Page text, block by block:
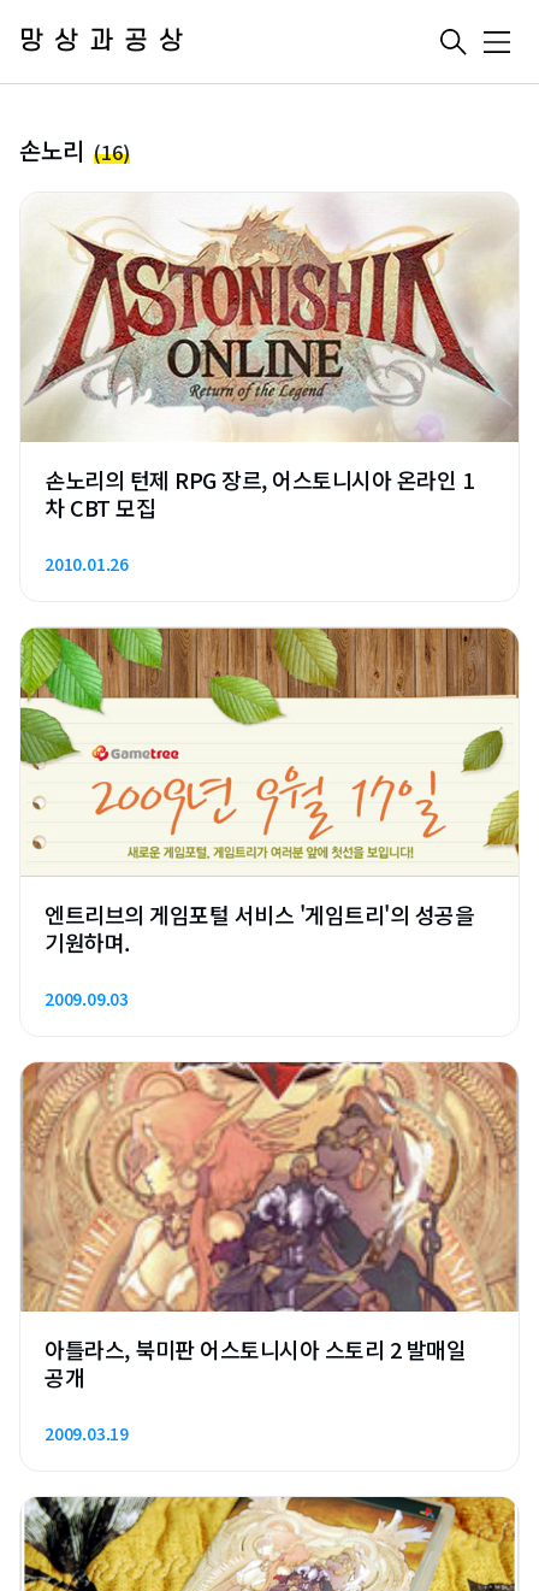
망상과공상 메
손노리 (16)
손노리의 턴제 RPG 장르, 어스토니시아 온라인 1
차 CBT 모집
2010.01.26
엔트리브의 게임포털 서비스 '게임트리'의 성공을
기원하며.
2009.09.03
아틀라스, 북미판 어스토니시아 스토리 2 발매일
공개
2009.03.19